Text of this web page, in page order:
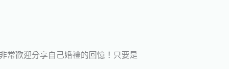
常歡迎分享自己婚禮的回憶！只要是